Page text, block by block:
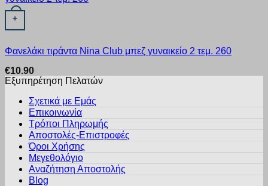
+
Αυτό το προϊόν έχει πολλαπλές παραλλαγές. Οι επιλογές
Φανελάκι τιράντα Nina Club μπεζ γυναικείο 2 τεμ. 260
€10.90
Εξυπηρέτηση Πελατών
Σχετικά με Εμάς
Επικοινωνία
Τρόποι Πληρωμής
Αποστολές-Επιστροφές
Όροι Χρήσης
Μεγεθολόγιο
Αναζήτηση Αποστολής
Blog